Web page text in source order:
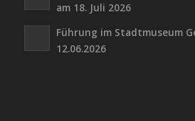
am 18. Juli 2026
Führung im Stadtmuseum
12.06.2026